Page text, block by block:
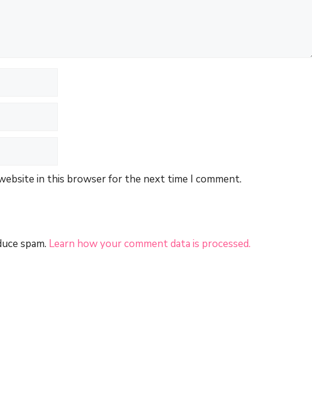
website in this browser for the next time I comment.
spam. Learn how your comment data is processed.